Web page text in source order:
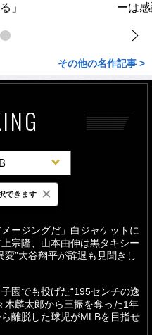
」
ーは
その他の名作記事 >
週間
メージングだ」白ジャケットに
宗隆、山本由伸は黒タキシー
変”大谷翔平が辞退も見聞きし
園でも投げた“195センチの逸
木麟太郎から三振を奪った1年
離脱した球児がMLBを目指せ
できます ×